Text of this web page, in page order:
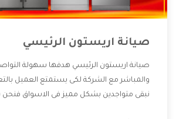
صيانة اريستون الرئيسي
صيانة اريستون الرئيسي هدفها سهولة
والمباشر مع الشركة لكى يستمتع العميل
نبقى متواجدين بشكل مميز فى الاسواق فنحن